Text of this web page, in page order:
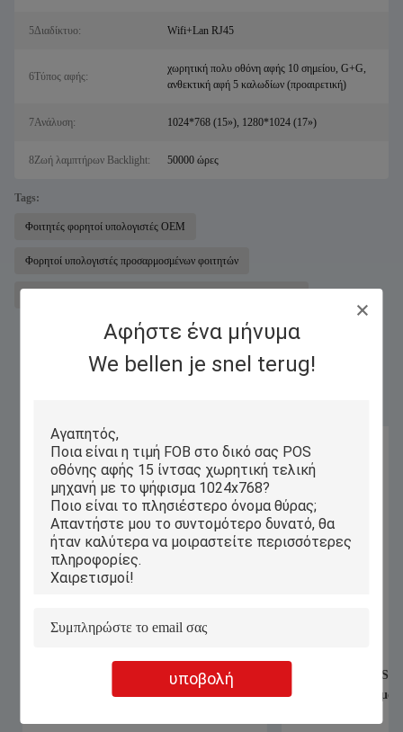
Αφήστε ένα μήνυμα
We bellen je snel terug!
υποβολή
5Διαδίκτυο: Wifi+Lan RJ45
6Τύπος αφής:
χωρητική πολυ οθόνη αφής 10 σημείου, G+G,
ανθεκτική αφή 5 καλωδίων (προαιρετική)
7Ανάλυση: 1024*768 (15»), 1280*1024 (17»)
8Ζωή λαμπτήρων Backlight: 50000 ώρες
Tags:
Φοιτητές φορητοί υπολογιστές OEM
Φορητοί υπολογιστές προσαρμοσμένων φοιτητών
Similar Products
PiPO X3 όλοι σε μια Pos μηχανή 8,9
ίντσα με το θερμικό εκτυπωτή 58mm
Όλοι σε ένα POS
παραθύρων